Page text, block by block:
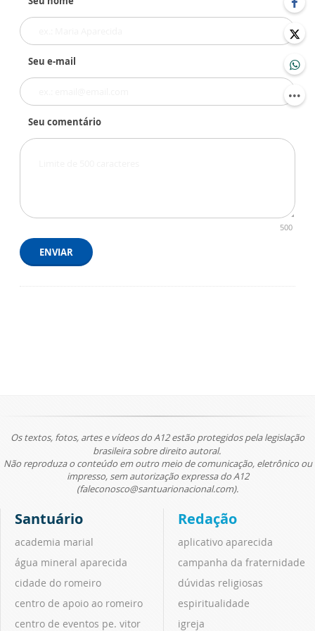
Seu e-mail
Seu comentário
500
ENVIAR
Os textos, fotos, artes e vídeos do A12 estão protegidos pela legislação
brasileira sobre direito autoral.
Não reproduza o conteúdo em outro meio de comunicação, eletrônico ou
impresso, sem autorização expressa do A12
(faleconosco@santuarionacional.com).
Santuário
academia marial
água mineral aparecida
cidade do romeiro
centro de apoio ao romeiro
centro de eventos pe. vitor
Redação
aplicativo aparecida
campanha da fraternidade
dúvidas religiosas
espiritualidade
igreja